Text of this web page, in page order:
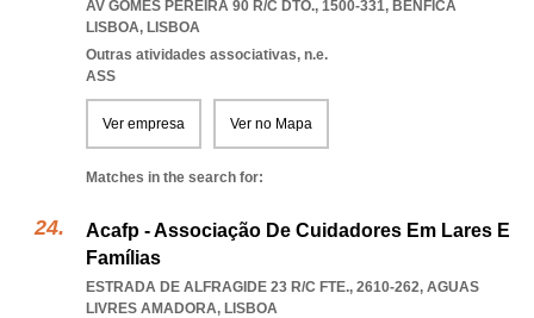
AV GOMES PEREIRA 90 R/C DTO., 1500-331, BENFICA
LISBOA, LISBOA
Outras atividades associativas, n.e.
ASS
Ver empresa Ver no Mapa
Matches in the search for:
Acafp - Associação De Cuidadores Em Lares E
Famílias
ESTRADA DE ALFRAGIDE 23 R/C FTE., 2610-262, AGUAS
LIVRES AMADORA, LISBOA